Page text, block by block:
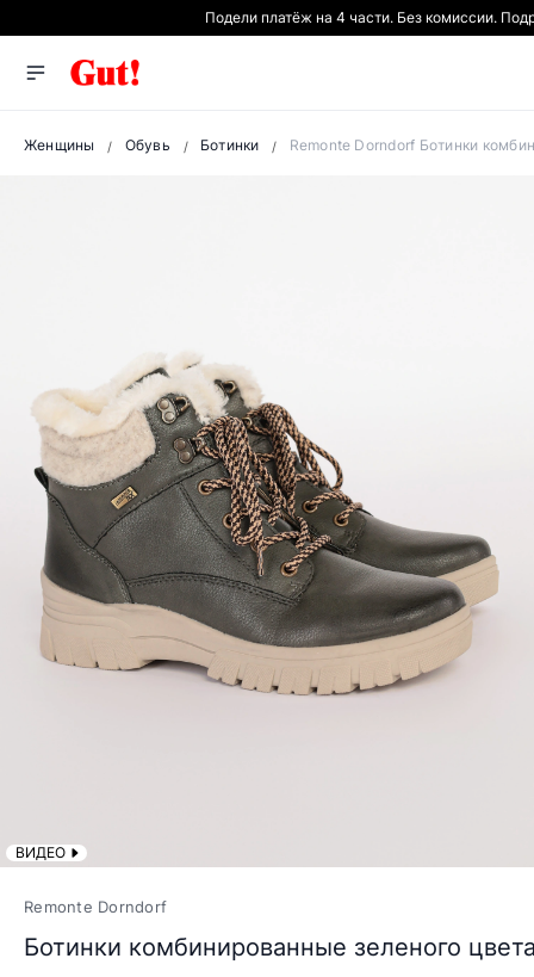
Подели платёж на 4 части. Без комиссии.
Женщины Обувь Ботинки Remonte Dorndorf Ботинки
ВИДЕО
Remonte Dorndorf
Ботинки комбинированные зеленого